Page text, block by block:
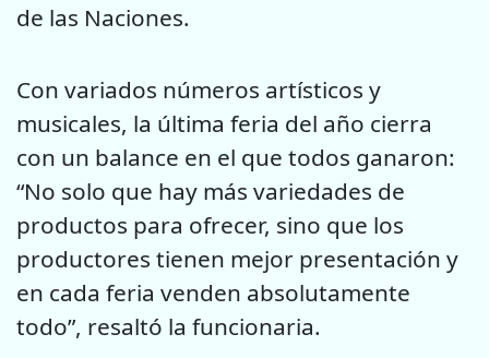
de las Naciones.
Con variados números artísticos y
musicales, la última feria del año cierra
con un balance en el que todos ganaron:
“No solo que hay más variedades de
productos para ofrecer, sino que los
productores tienen mejor presentación y
en cada feria venden absolutamente
todo”, resaltó la funcionaria.